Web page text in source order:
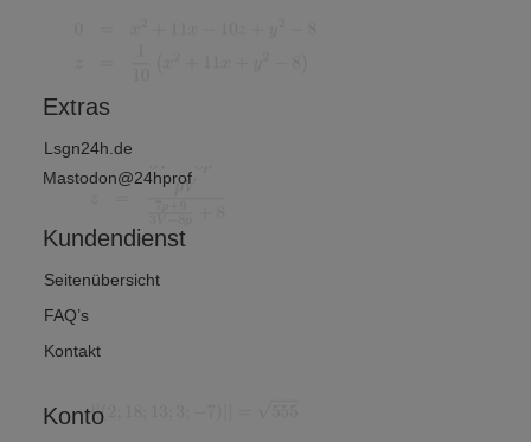
Extras
Lsgn24h.de
Mastodon@24hprof
Kundendienst
Seitenübersicht
FAQ’s
Kontakt
Konto